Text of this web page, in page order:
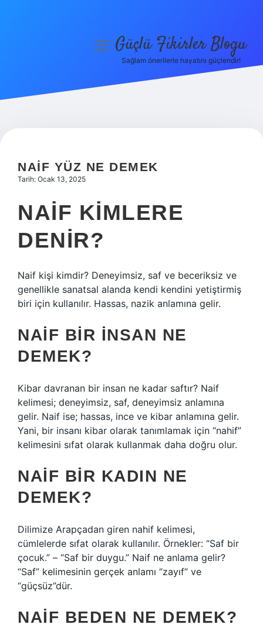
Hakkımızda
menüyüGüçlü Fikirler Blogu
Sağlam önerilerle hayatını güçlendir!
NAIF YÜZ NE DEMEK
Tarih: Ocak 13, 2025
NAIF KIMLERE
DENIR?
Naif kişi kimdir? Deneyimsiz, saf ve beceriksiz ve
genellikle sanatsal alanda kendi kendini yetiştirmiş
biri için kullanılır. Hassas, nazik anlamına gelir.
NAIF BIR INSAN NE
DEMEK?
Kibar davranan bir insan ne kadar saftır? Naif
kelimesi; deneyimsiz, saf, deneyimsiz anlamına
gelir. Naif ise; hassas, ince ve kibar anlamına gelir.
Yani, bir insanı kibar olarak tanımlamak için “nahif”
kelimesini sıfat olarak kullanmak daha doğru olur.
NAIF BIR KADIN NE
DEMEK?
Dilimize Arapçadan giren nahif kelimesi,
cümlelerde sıfat olarak kullanılır. Örnekler: “Saf bir
çocuk.” – “Saf bir duygu.” Naif ne anlama gelir?
“Saf” kelimesinin gerçek anlamı “zayıf” ve
“güçsüz”dür.
NAIF BEDEN NE DEMEK?